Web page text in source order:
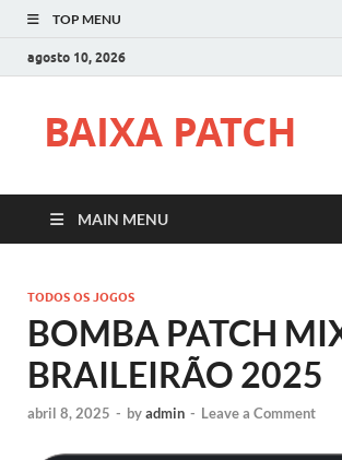
TOP MENU
agosto 10, 2026
BAIXA PATCH
MAIN MENU
TODOS OS JOGOS
BOMBA PATCH
BRAILEIRÃO 2025
abril 8, 2025 - byadmin - Leave a Comment